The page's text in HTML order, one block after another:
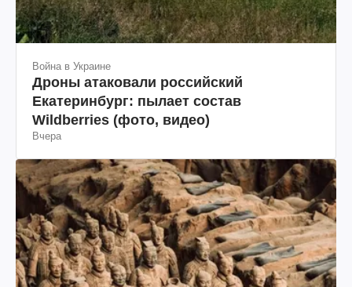
Война в Украине
Дроны атаковали российский
Екатеринбург: пылает состав
Wildberries (фото, видео)
Вчера